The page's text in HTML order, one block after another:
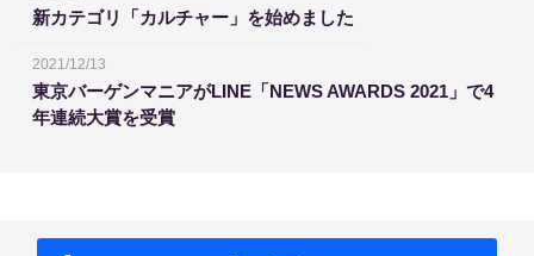
新カテゴリ「カルチャー」を始めました
2021/12/13
東京バーゲンマニアがLINE「NEWS AWARDS 2021」で4
年連続大賞を受賞